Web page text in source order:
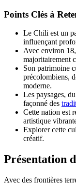
Points Clés à
Le Chili est un
influençant
Avec environ
majoritairement
Son patrimoine
précolombiens,
moderne.
Les paysages,
façonné des
Cette nation est
artistique
Explorer cette
créatif.
Présentation
Avec des frontières